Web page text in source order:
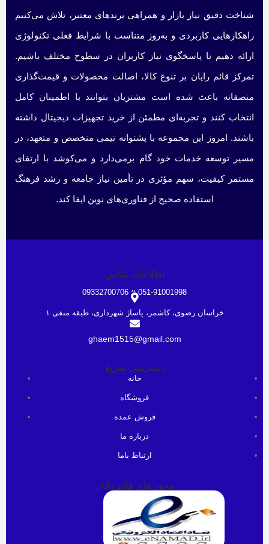
شناخت دقیق نیاز بازار و همراهی برندهای معتبر، تلاش می‌کنیم
راهکارهایی کاربردی و به‌روز متناسب با شرایط فعلی تکنولوژی
ارائه دهیم تا پاسخگوی نیاز کاربران در سطوح مختلف باشیم.
تمرکز قائم رایان بر تنوع کالا، اصالت محصولات و قیمت‌گذاری
منصفانه باعث شده است مشتریان بتوانند با اطمینان کامل
انتخاب کنند و تجربه‌ای مطمئن از خرید تجهیزات دیجیتال داشته
باشند. امروز این مجموعه با پشتوانه تیمی متخصص و متعهد، در
مسیر توسعه خدمات خود گام برمی‌دارد و می‌کوشد با ارتقای
مستمر کیفیت، سهم مؤثری در تأمین نیاز جامعه و رشد فرهنگ
استفاده صحیح از فناوری‌های نوین ایفا کند.
اطلاعات تماس
051-91001998 ؛؛ 09332700706
خراسان رضوی، کاشمر، پاساژ شهرداری، طبقه منفی ۱
ghaem1515@gmail.com
دسترسی سریع
خانه
فروشگاه
فروش عمده
درباره ما
ارتباط باما
مجوز های قائم رایان